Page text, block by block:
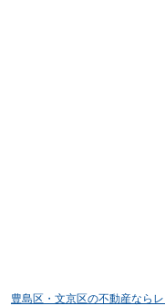
豊島区・文京区の不動産なら